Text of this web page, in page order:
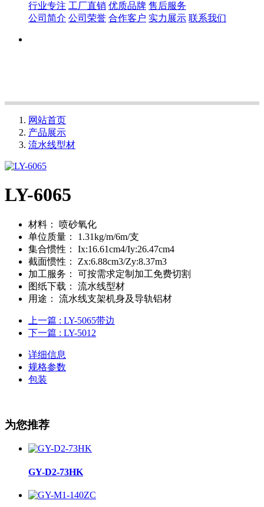
行业专注 工厂直销 优质品牌 售后服务
公司简介 公司荣誉 合作客户 实力展示 联系我们
网站首页
产品展示
流水线型材
LY-6065
材料：
喷砂氧化
单位质量：
1.31kg/m/6m/支
集合惯性：
Ix:16.61cm4/Iy:26.47cm4
截面惯性：
Zx:6.88cm3/Zy:8.37m3
加工服务：
可按需求定制加工免费切割
图纸下载：
流水线型材
用途：
流水线支架机身及导轨铝材
上一篇 : LY-5065带边
下一篇 : LY-5012
详细信息
规格参数
包装
为您推荐
GY-D2-73HK